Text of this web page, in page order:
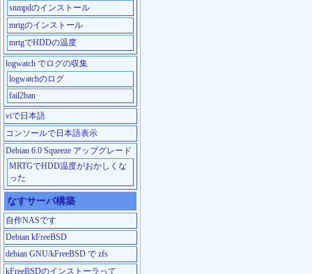
snmpdのインストール
mrtgのインストール
mrtgでHDDの温度
logwatch でログの収集
logwatchのログ
fail2ban
viで日本語
コンソールで日本語表示
Debian 6.0 Squeeze アップグレード
MRTGでHDD温度がおかしくな
った
なすサーバ構築
自作NASです
Debian kFreeBSD
debian GNU/kFreeBSD で zfs
kFreeBSDのインストーラって